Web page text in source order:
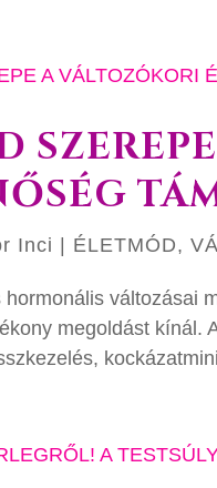
Inci ÉLETMÓD,
hormonális változásai
megoldást kínál.